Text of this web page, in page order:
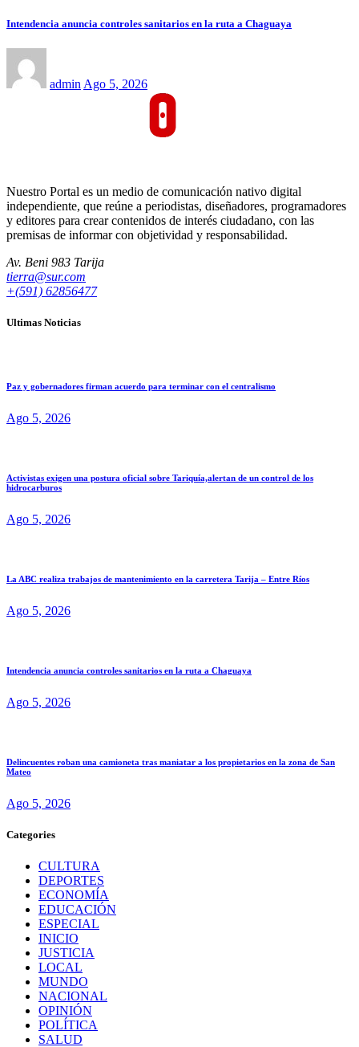
Intendencia anuncia controles sanitarios en la ruta a Chaguaya
admin Ago 5, 2026
Nuestro Portal es un medio de comunicación nativo digital
independiente, que reúne a periodistas, diseñadores, programadores
y editores para crear contenidos de interés ciudadano, con las
premisas de informar con objetividad y responsabilidad.
Av. Beni 983 Tarija
tierra@sur.com
+(591) 62856477
Ultimas Noticias
Paz y gobernadores firman acuerdo para terminar con el centralismo
Ago 5, 2026
Activistas exigen una postura oficial sobre Tariquía,alertan de un control de los
hidrocarburos
Ago 5, 2026
La ABC realiza trabajos de mantenimiento en la carretera Tarija – Entre Ríos
Ago 5, 2026
Intendencia anuncia controles sanitarios en la ruta a Chaguaya
Ago 5, 2026
Delincuentes roban una camioneta tras maniatar a los propietarios en la zona de San
Mateo
Ago 5, 2026
Categories
CULTURA
DEPORTES
ECONOMÍA
EDUCACIÓN
ESPECIAL
INICIO
JUSTICIA
LOCAL
MUNDO
NACIONAL
OPINIÓN
POLÍTICA
SALUD